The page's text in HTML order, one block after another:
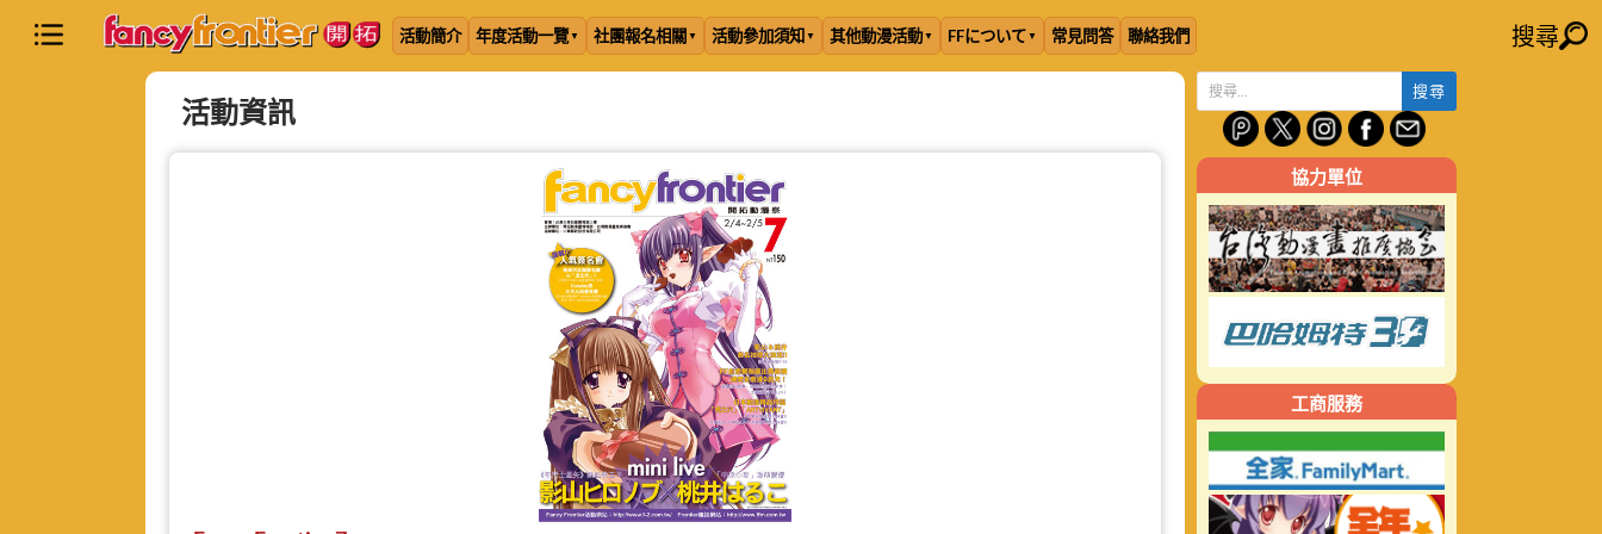
活動簡介 年度活動一覽 社團報名相關 活動參加須知 其他動漫活動 FFについて 常見問答 聯絡我們 搜尋
活動資訊
尋
關
鍵
字:
協力單位
工商服務